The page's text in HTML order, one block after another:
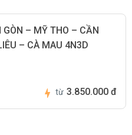
GÒN – MỸ THO – CẦN
– CÀ MAU 4N3D
từ 3.850.000 đ